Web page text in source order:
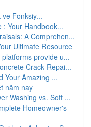
ve Fonksiy...
: Your Handbook...
A Comprehen...
Ultimate Resource
provide u...
Crack Repai...
Your Amazing ...
năm nay
Washing vs. Soft ...
Homeowner's